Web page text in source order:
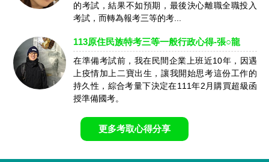
的考試，結果不如預期，最後決心離職全職投入
考試，而轉為報考三等的考...
113原住民族特考三等一般行政心得-張○龍
在準備考試前，我在民間企業上班近10年，因遇
上疫情加上二寶出生，讓我開始思考這份工作的
持久性，綜合考量下決定在111年2月購買超級函
授準備國考。
更多考取心得分享